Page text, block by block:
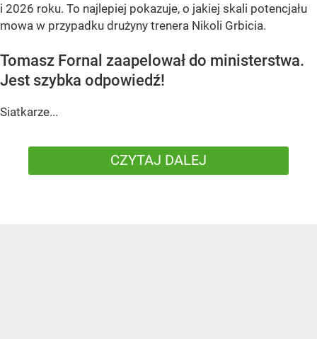
i 2026 roku. To najlepiej pokazuje, o jakiej skali potencjału
mowa w przypadku drużyny trenera Nikoli Grbicia.
Tomasz Fornal zaapelował do ministerstwa.
Jest szybka odpowiedź!
Siatkarze...
CZYTAJ DALEJ